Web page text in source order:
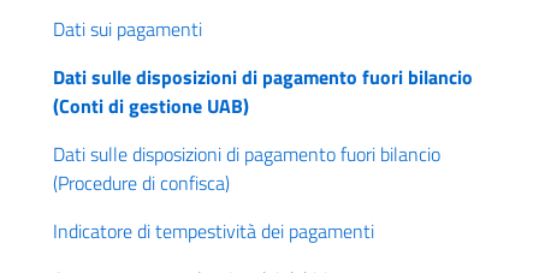
Dati sui pagamenti
Dati sulle disposizioni di pagamento fuori bilancio
(Conti di gestione UAB)
Dati sulle disposizioni di pagamento fuori bilancio
(Procedure di confisca)
Indicatore di tempestività dei pagamenti